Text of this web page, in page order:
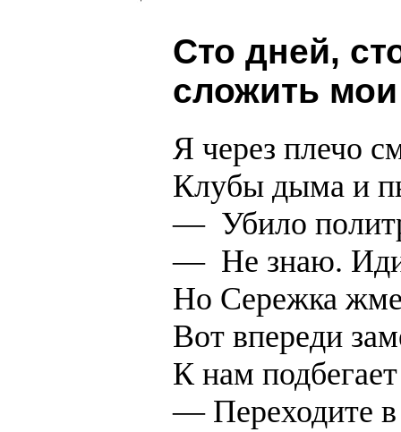
Сто дней,
сложить
Я через плечо
Клубы дыма и
— Убило
— Не знаю.
Но Сережка
Вот впереди
К нам
— Переходите